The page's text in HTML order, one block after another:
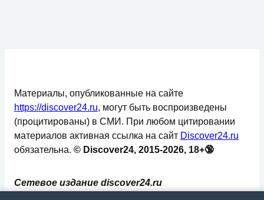
Сетевое издание discover24.ru
Материалы, опубликованные на сайте
https://discover24.ru, могут быть воспроизведены
(процитированы) в СМИ. При любом цитировании
материалов активная ссылка на сайт Discover24.ru
обязательна. © Discover24, 2015-2026, 18+🔞